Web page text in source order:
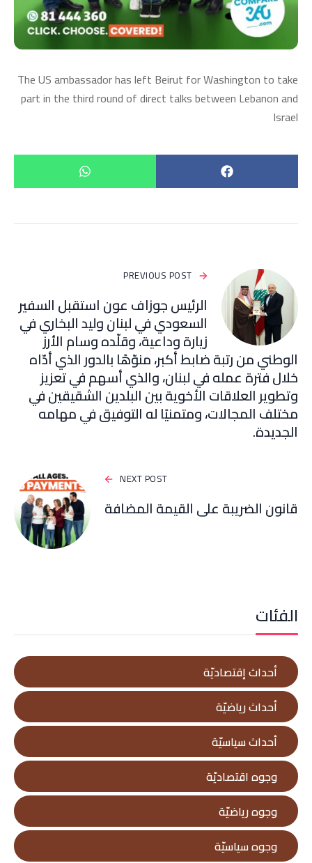
The US ambassador has left Beirut for Washington to take
part in the third round of direct talks between Lebanon and
Israel
PREVIOUS POST
‏الرئيس جوزاف عون استقبل السفير
السعودي في لبنان وليد البخاري في
زيارة وداعية، وقلّده وسام الأرز
الوطني من رتبة ضابط أكبر، منوّهًا بالدور الذي أدّاه
خلال فترة عمله في لبنان، والذي أسهم في تعزيز
وتطوير العلاقات الأخوية بين البلدين الشقيقين في
مختلف المجالات، ومتمنيًا له التوفيق في مهامه
الجديدة.
NEXT POST
قانون الضريبة على القيمة المضافة
الفئات
أحداث إقتصاديّة
أحداث رياضيّة
أحداث سياسيّة
وجوه اقتصاديّة
وجوه رياضيّة
وجوه سياسيّة